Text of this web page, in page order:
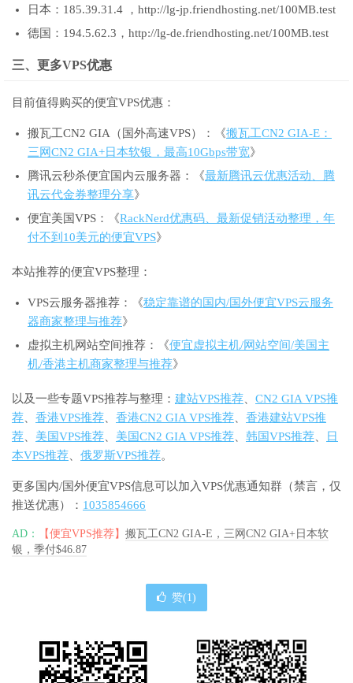
日本：185.39.31.4 ，http://lg-jp.friendhosting.net/100MB.test
德国：194.5.62.3，http://lg-de.friendhosting.net/100MB.test
三、更多VPS优惠
目前值得购买的便宜VPS优惠：
搬瓦工CN2 GIA（国外高速VPS）：《搬瓦工CN2 GIA-E：
三网CN2 GIA+日本软银，最高10Gbps带宽》
腾讯云秒杀便宜国内云服务器：《最新腾讯云优惠活动、腾
讯云代金券整理分享》
便宜美国VPS：《RackNerd优惠码、最新促销活动整理，年
付不到10美元的便宜VPS》
本站推荐的便宜VPS整理：
VPS云服务器推荐：《稳定靠谱的国内/国外便宜VPS云服务
器商家整理与推荐》
虚拟主机网站空间推荐：《便宜虚拟主机/网站空间/美国主
机/香港主机商家整理与推荐》
以及一些专题VPS推荐与整理： 建站VPS推荐、 CN2 GIA VPS推
荐、 香港VPS推荐、 香港CN2 GIA VPS推荐、 香港建站VPS推
荐、 美国VPS推荐、 美国CN2 GIA VPS推荐、 韩国VPS推荐、
日
本VPS推荐、 俄罗斯VPS推荐。
更多国内/国外便宜VPS信息可以加入VPS优惠通知群（禁言，仅
推送优惠）： 1035854666
AD： 【便宜VPS推荐】 搬瓦工CN2 GIA-E，三网CN2 GIA+日本软
银，季付$46.87
赞(1)